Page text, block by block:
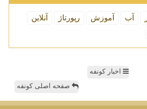
آب آموزش رپورتاژ
آنلاین
اخبار کونفه
صفحه اصلی کونفه